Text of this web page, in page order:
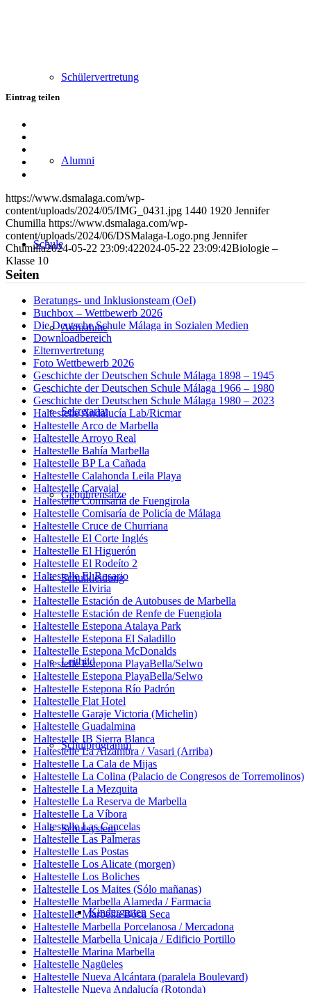
Schülervertretung
Alumni
Schule
Aufnahme
Sekretariat
Gebührensätze
Schulkleidung
Leitbild
Schulprogramm
Schulsystem
Kindergarten
Eintrag teilen
Teilen
Mail
teilen
https://www.dsmalaga.com/wp-
content/uploads/2024/05/IMG_0431.jpg 1440 1920 Jennifer
Chumilla https://www.dsmalaga.com/wp-
content/uploads/2024/06/DSMalaga-Logo.png Jennifer
Chumilla2024-05-22 23:09:422024-05-22 23:09:42Biologie –
Klasse 10
Seiten
Beratungs- und Inklusionsteam (OeI)
Buchbox – Wettbewerb 2026
Die Deutsche Schule Málaga in Sozialen Medien
Downloadbereich
Elternvertretung
Foto Wettbewerb 2026
Geschichte der Deutschen Schule Málaga 1898 – 1945
Geschichte der Deutschen Schule Málaga 1966 – 1980
Geschichte der Deutschen Schule Málaga 1980 – 2023
Haltestelle Andalucía Lab/Ricmar
Haltestelle Arco de Marbella
Haltestelle Arroyo Real
Haltestelle Bahía Marbella
Haltestelle BP La Cañada
Haltestelle Calahonda Leila Playa
Haltestelle Carvajal
Haltestelle Comisaría de Fuengirola
Haltestelle Comisaría de Policía de Málaga
Haltestelle Cruce de Churriana
Haltestelle El Corte Inglés
Haltestelle El Higuerón
Haltestelle El Rodeíto 2
Haltestelle El Rosario
Haltestelle Elviria
Haltestelle Estación de Autobuses de Marbella
Haltestelle Estación de Renfe de Fuengiola
Haltestelle Estepona Atalaya Park
Haltestelle Estepona El Saladillo
Haltestelle Estepona McDonalds
Haltestelle Estepona PlayaBella/Selwo
Haltestelle Estepona PlayaBella/Selwo
Haltestelle Estepona Río Padrón
Haltestelle Flat Hotel
Haltestelle Garaje Victoria (Michelin)
Haltestelle Guadalmina
Haltestelle IB Sierra Blanca
Haltestelle La Alzambra / Vasari (Arriba)
Haltestelle La Cala de Mijas
Haltestelle La Colina (Palacio de Congresos de Torremolinos)
Haltestelle La Mezquita
Haltestelle La Reserva de Marbella
Haltestelle La Víbora
Haltestelle Las Cancelas
Haltestelle Las Palmeras
Haltestelle Las Postas
Haltestelle Los Alicate (morgen)
Haltestelle Los Boliches
Haltestelle Los Maites (Sólo mañanas)
Haltestelle Marbella Alameda / Farmacia
Haltestelle Marbella Boca Seca
Haltestelle Marbella Porcelanosa / Mercadona
Haltestelle Marbella Unicaja / Edificio Portillo
Haltestelle Marina Marbella
Haltestelle Nagüeles
Haltestelle Nueva Alcántara (paralela Boulevard)
Haltestelle Nueva Andalucía (Rotonda)